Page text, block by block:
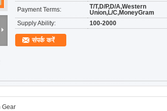
Payment Terms:
T/T,D/P,D/A,Western
Union,L/C,MoneyGram
Supply Ability:
100-2000
संपर्क करें
Gear